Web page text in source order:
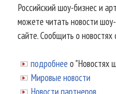
Российский шоу-бизнес и
можете читать новости
сайте. Сообщить о
подробнее о "Новостях
Мировые новости
Новости партнеров